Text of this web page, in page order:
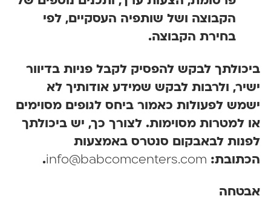
הקבוצה ושל שותפיה העסקיים, לפי
בחירת הקבוצה.
לבקש להפסיק לקבל פניות בדיוור
ולרבות לבקש שמידע אודותיך לא
לפעולות כאמור ביחס לגופים מסוימים
למטרות מסוימות. לצורך כך, יש ביכולתך
לבאבקום סנטרס באמצעות
info@babcomcenters.com
.